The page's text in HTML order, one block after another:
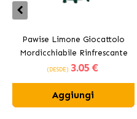
Pawise Limone Giocattolo
Mordicchiabile Rinfrescante
per Cani 12 cm
(DESDE) 3.05 €
Aggiungi